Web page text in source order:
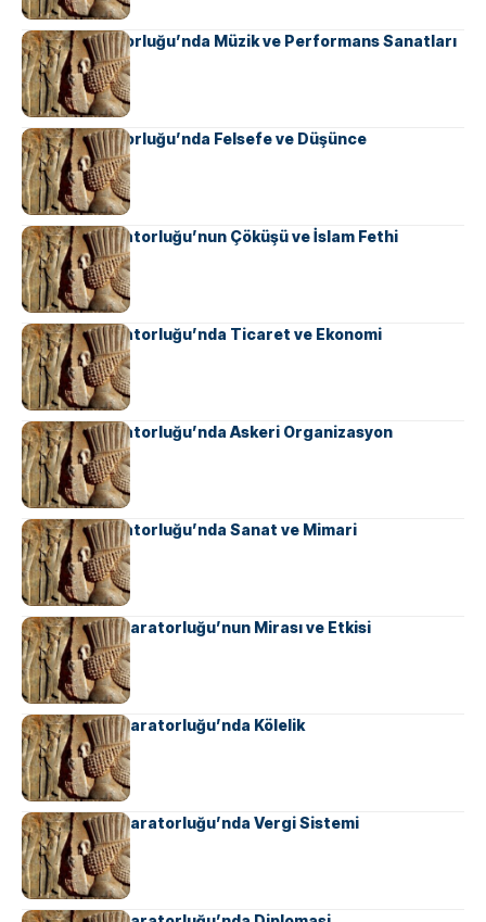
Pers İmparatorluğu’nda Müzik ve Performans Sanatları
Pers İmparatorluğu’nda Felsefe ve Düşünce
Sasani İmparatorluğu’nun Çöküşü ve İslam Fethi
Sasani İmparatorluğu’nda Ticaret ve Ekonomi
Sasani İmparatorluğu’nda Askeri Organizasyon
Sasani İmparatorluğu’nda Sanat ve Mimari
Ahameniş İmparatorluğu’nun Mirası ve Etkisi
Ahameniş İmparatorluğu’nda Kölelik
Ahameniş İmparatorluğu’nda Vergi Sistemi